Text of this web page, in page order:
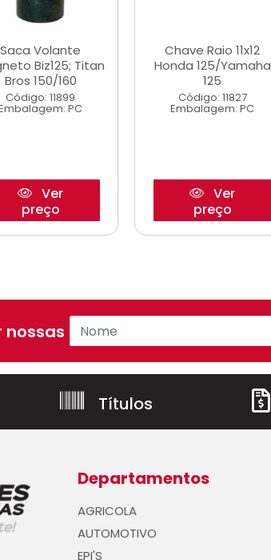
Saca Volante
Biz125; Titan
Bros 150/160
Código: 11899
PC
Ver
preço
Chave Raio 11x12
Honda 125/Yamaha
125
Código: 11827
Embalagem: PC
Ver
preço
ofertas!
Títulos
Departamentos
AGRICOLA
AUTOMOTIVO
EPI'S